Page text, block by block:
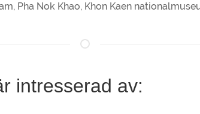
Pha Nok Khao, Khon Kaen
intresserad av: